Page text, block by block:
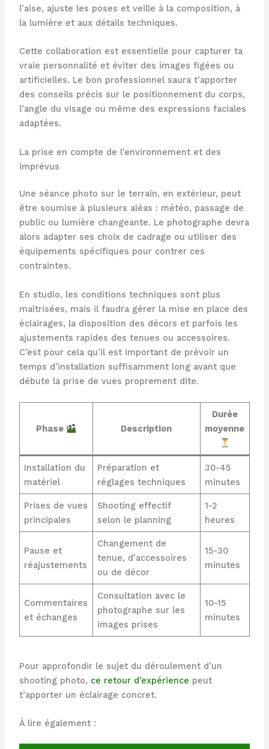
l’aise, ajuste les poses et veille à la composition, à
la lumière et aux détails techniques.
Cette collaboration est essentielle pour capturer ta
vraie personnalité et éviter des images figées ou
artificielles. Le bon professionnel saura t’apporter
des conseils précis sur le positionnement du corps,
l’angle du visage ou même des expressions faciales
adaptées.
La prise en compte de l’environnement et des
imprévus
Une séance photo sur le terrain, en extérieur, peut
être soumise à plusieurs aléas : météo, passage de
public ou lumière changeante. Le photographe devra
alors adapter ses choix de cadrage ou utiliser des
équipements spécifiques pour contrer ces
contraintes.
En studio, les conditions techniques sont plus
maîtrisées, mais il faudra gérer la mise en place des
éclairages, la disposition des décors et parfois les
ajustements rapides des tenues ou accessoires.
C’est pour cela qu’il est important de prévoir un
temps d’installation suffisamment long avant que
débute la prise de vues proprement dite.
Phase Description
Durée
moyenne
Installation du
matériel
Préparation et
réglages techniques
30-45
minutes
Prises de vues
principales
Shooting effectif
selon le planning
1-2
heures
Pause et
réajustements
Changement de
tenue, d’accessoires
ou de décor
15-30
minutes
Commentaires
et échanges
Consultation avec le
photographe sur les
images prises
10-15
minutes
Pour approfondir le sujet du déroulement d’un
shooting photo, ce retour d’expérience peut
t’apporter un éclairage concret.
À lire également :